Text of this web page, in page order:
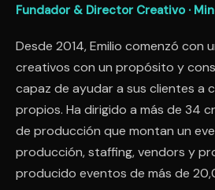
Fundador & Director Creativo ·
Desde 2014, Emilio comenzó con
creativos con un propósito y
capaz de ayudar a sus clientes a
propios. Ha dirigido a más de 34
de producción que montan un
producción, staffing, vendors y
producido eventos de más de